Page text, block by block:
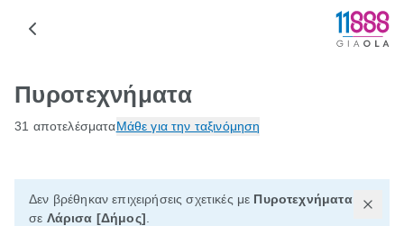
Πυροτεχνήματα
31 αποτελέσματαΜάθε για την ταξινόμηση
Δεν βρέθηκαν επιχειρήσεις σχετικές με Πυροτεχνήματα
σε Λάρισα [Δήμος]